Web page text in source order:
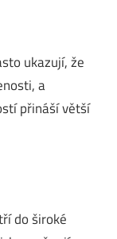
ukazují, že
a
přináší větší
do široké